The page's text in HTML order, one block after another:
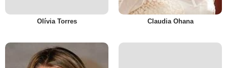
Olívia Torres Claudia Ohana